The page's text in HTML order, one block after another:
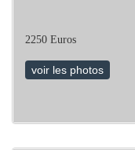
2250 Euros
voir les photos